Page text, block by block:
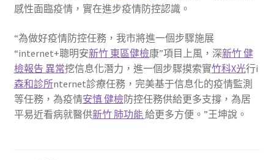
感性面臨疫情，實在進步疫情防控認識。
“為做好疫情防控任務，我市將進一個步驟施展
“internet+聰明安新竹 東區健檢康”項目上風，深新竹 健
檢報告 異常挖信息化潛力，進一個步驟摸索實竹科X光行i
森和診所nternet診療任務，完美基于信息化的疫情監測
等任務，為疫情安慎 健檢防控任務供給更多支撐，為居
平易近看病就醫供新竹 肺功能 給更多方便。”王坤說。